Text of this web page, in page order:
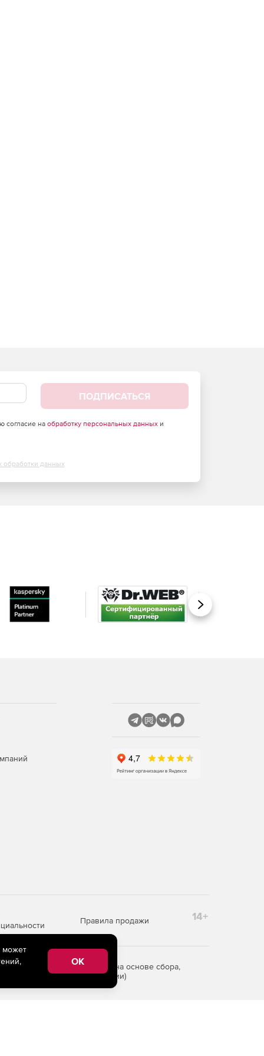
ПОДПИСАТЬСЯ
согласие на обработку персональных данныхи
обработки данных
Вперед
Правила продажи 14+
информации на основе сбора,
Российской Федерации)
может
OK